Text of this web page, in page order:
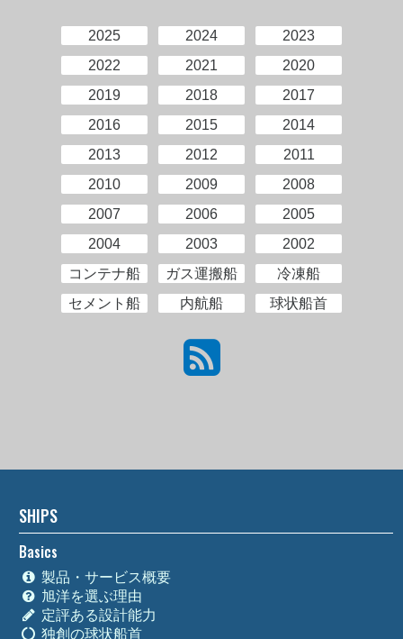
2025 2024
2023
2022
2021
2020
2019
2018
2017
2016
2015
2014
2013
2012
2011
2010
2009
2008
2007
2006
2005
2004
2003
2002
コンテナ船
ガス運搬船
冷凍船
セメント船
内航船 球状船首
SHIPS
Basics
製品・サービス概要
旭洋を選ぶ理由
定評ある設計能力
独創の球状船首